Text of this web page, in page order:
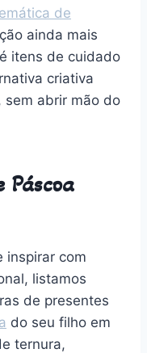
de
ainda mais
itens de cuidado
criativa
sem abrir mão do
Páscoa
inspirar com
listamos
de presentes
do seu filho em
ternura,